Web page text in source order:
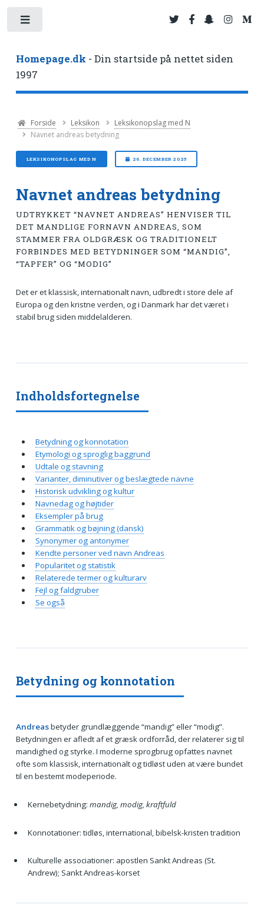
Homepage.dk - Din startside på nettet siden
1997
Forside Leksikon
Leksikonopslag med N
Navnet andreas betydning
LEKSIKONOPSLAG MED N 26. DECEMBER 2025
Navnet andreas betydning
UDTRYKKET “NAVNET ANDREAS” HENVISER TIL
DET MANDLIGE FORNAVN ANDREAS, SOM
STAMMER FRA OLDGRÆSK OG TRADITIONELT
FORBINDES MED BETYDNINGER SOM “MANDIG”,
“TAPFER” OG “MODIG”
Det er et klassisk, internationalt navn, udbredt i store dele af
Europa og den kristne verden, og i Danmark har det været i
stabil brug siden middelalderen.
Betydning og konnotation
Andreasbetyder grundlæggende “mandig” eller “modig”.
Betydningen er afledt af et græsk ordforråd, der relaterer sig til
mandighed og styrke. I moderne sprogbrug opfattes navnet
ofte som klassisk, internationalt og tidløst uden at være bundet
til en bestemt modeperiode.
Kernebetydning: mandig, modig, kraftfuld
Konnotationer: tidløs, international, bibelsk-kristen tradition
Kulturelle associationer: apostlen Sankt Andreas (St.
Andrew); Sankt Andreas-korset
Indholdsfortegnelse
Betydning og konnotation
Etymologi og sproglig baggrund
Udtale og stavning
Varianter, diminutiver og beslægtede navne
Historisk udvikling og kultur
Navnedag og højtider
Eksempler på brug
Grammatik og bøjning (dansk)
Synonymer og antonymer
Kendte personer ved navn Andreas
Popularitet og statistik
Relaterede termer og kulturarv
Fejl og faldgruber
Se også